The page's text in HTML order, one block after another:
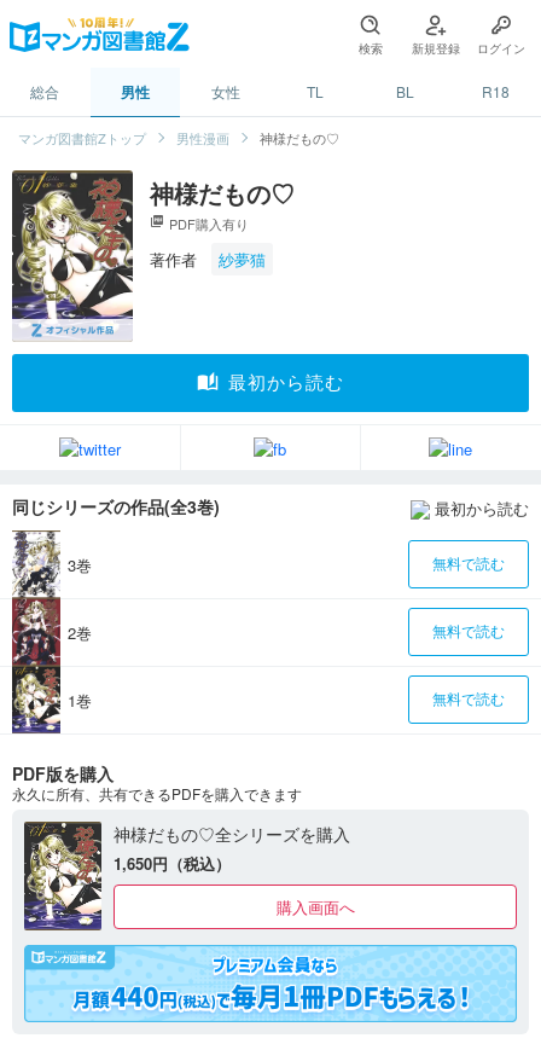
検索 新規登録 ログイン
総合 男性 女性 TL BL R18
マンガ図書館Zトップ 男性漫画 神様だもの♡
神様だもの♡
picture_as_pdf PDF購入有り
著作者 紗夢猫
auto_stories 最初から読む
同じシリーズの作品(全3巻) 最初から読む
3巻 無料で読む
2巻 無料で読む
1巻 無料で読む
PDF版を購入
永久に所有、共有できるPDFを購入できます
神様だもの♡全シリーズを購入
1,650円（税込）
購入画面へ